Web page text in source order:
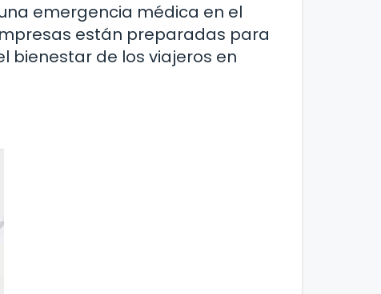
emergencia médica en el
están preparadas para
bienestar de los viajeros en